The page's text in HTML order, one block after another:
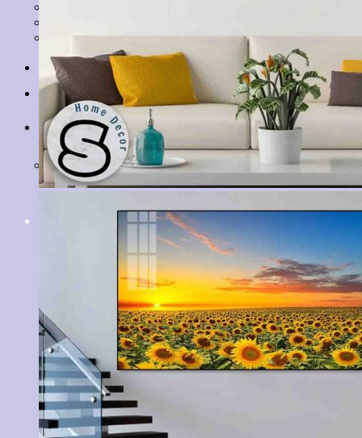
Tranh Thuỷ Mặc
Tranh Con Hổ
Tin tức
Liên hệ
Giỏ hàng
Chưa có sản phẩm trong giỏ hàng.
Tìm
kiếm: